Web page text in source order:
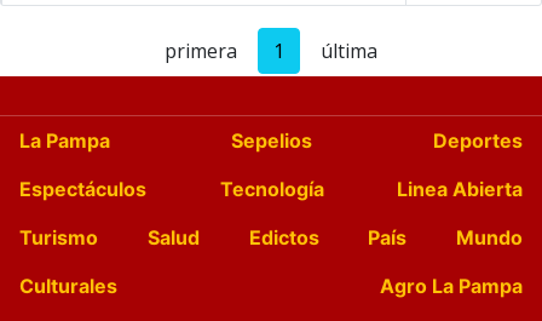
primera 1 última
La Pampa Sepelios
Deportes
Espectáculos
Tecnología
Linea Abierta
Turismo
Salud Edictos País
Mundo
Culturales
Agro La Pampa